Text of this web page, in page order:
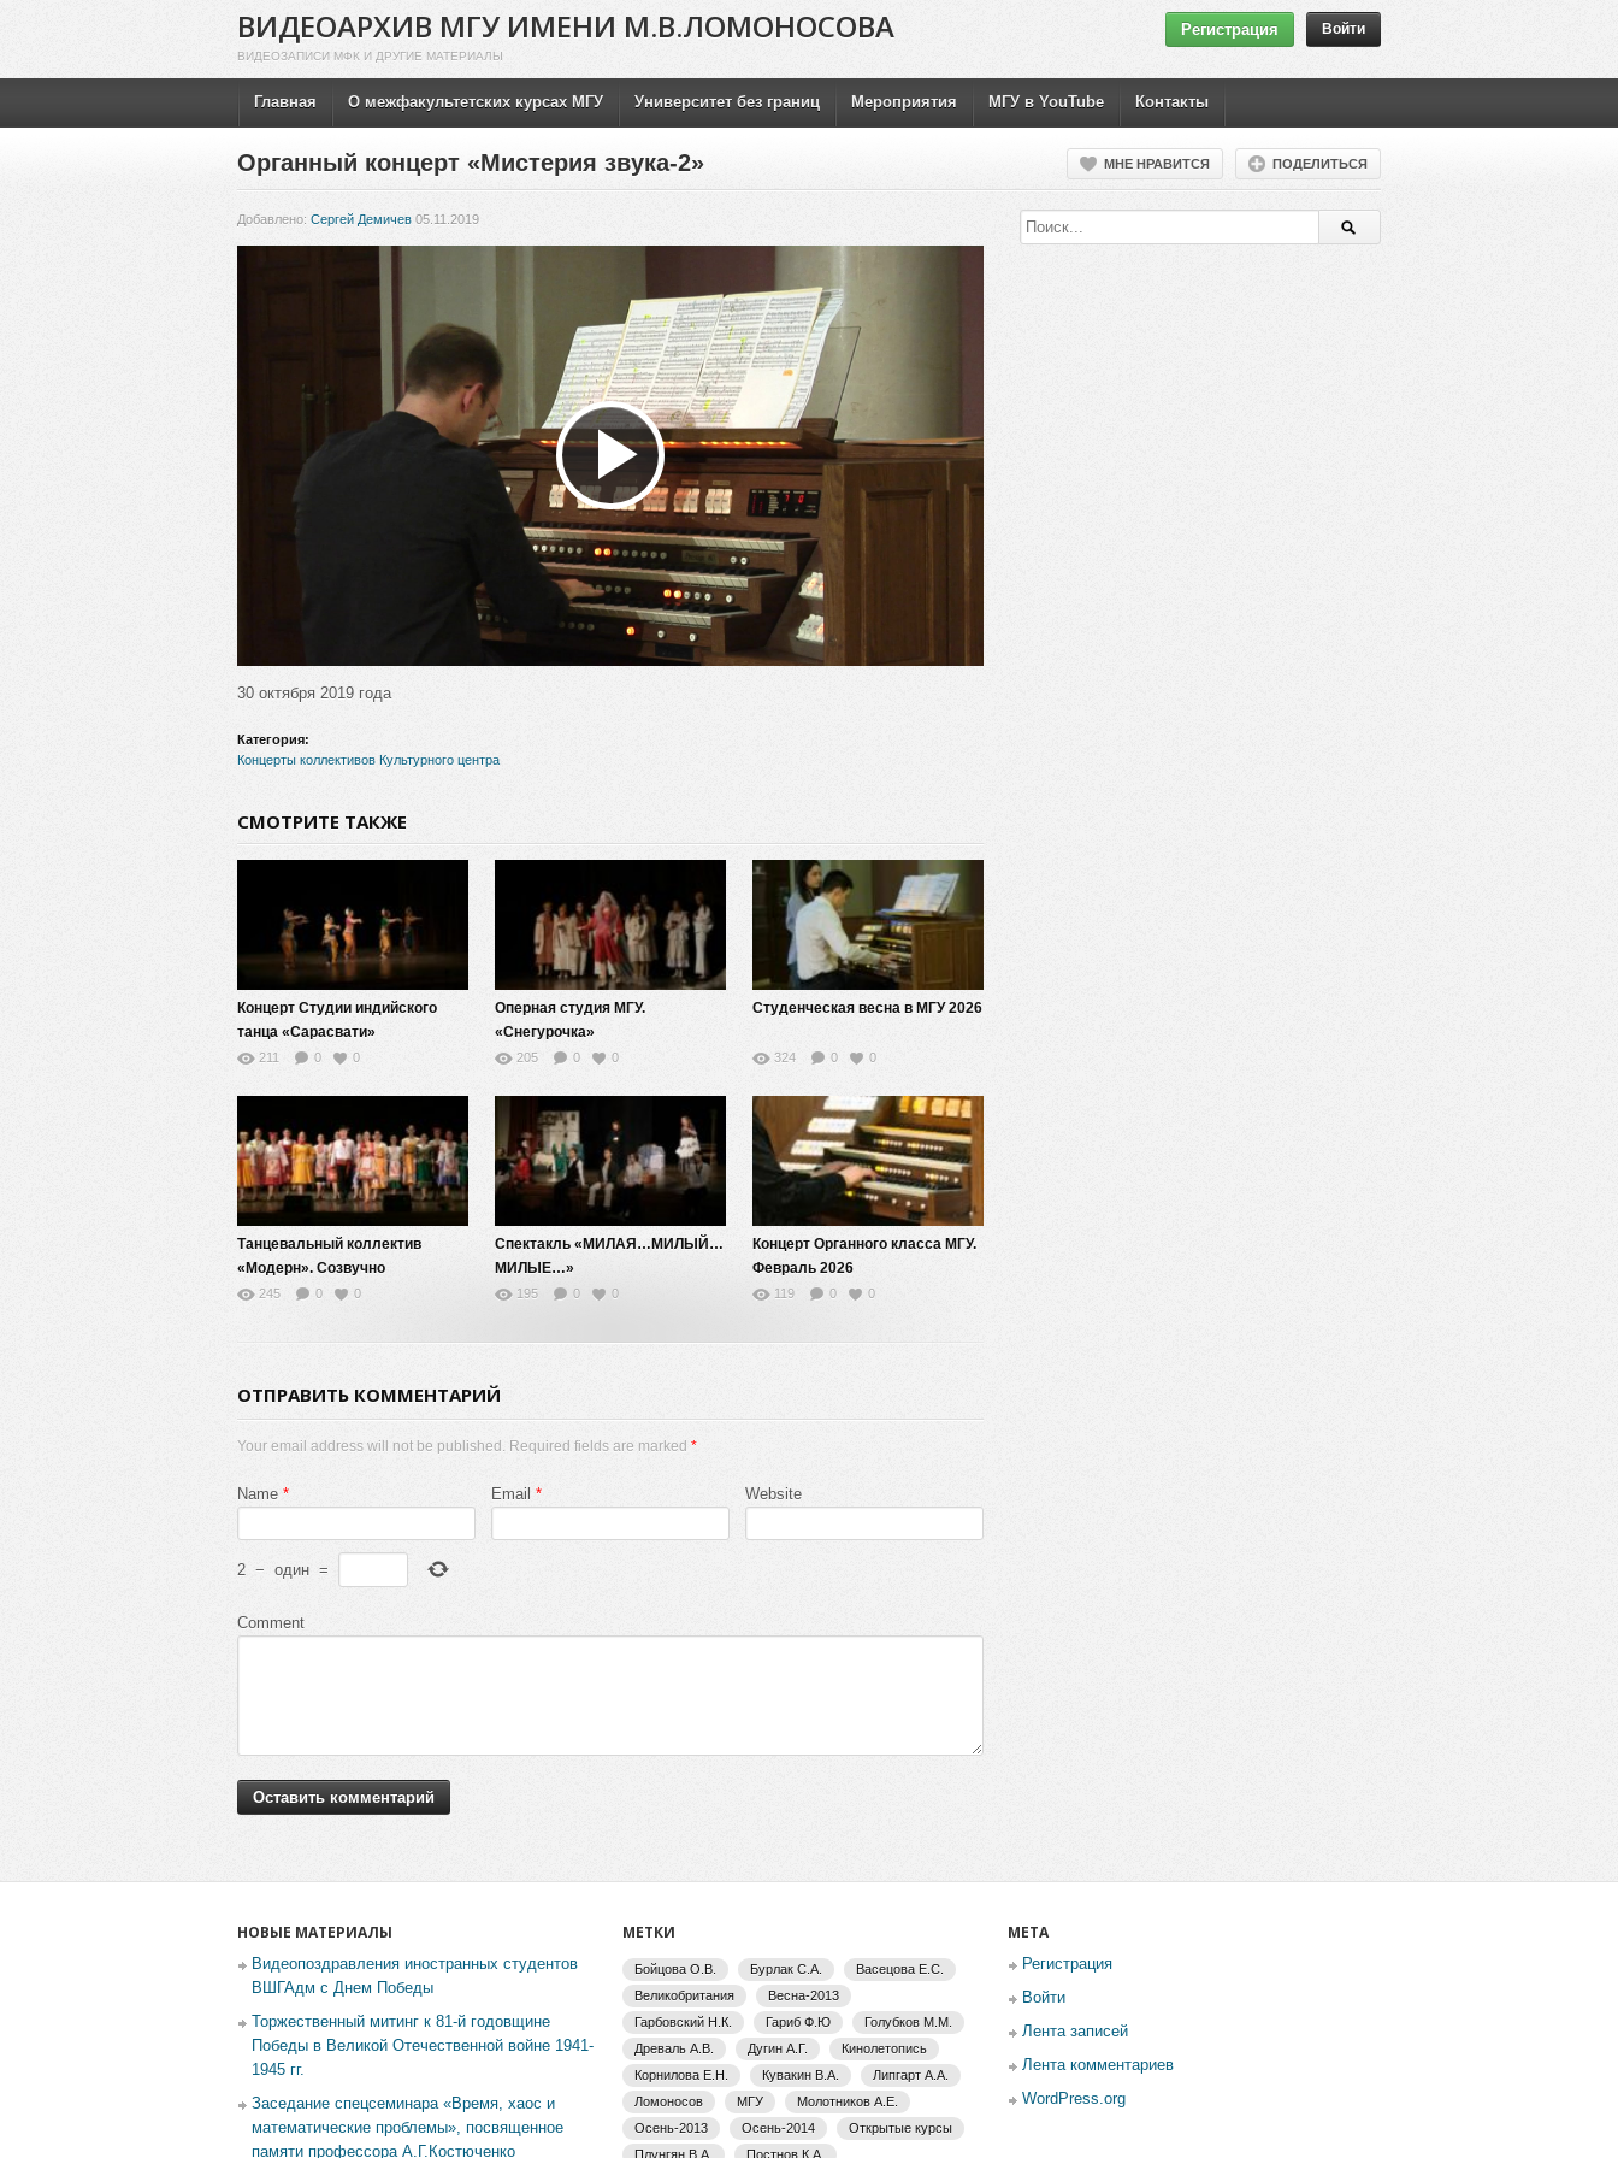
ВИДЕОАРХИВ МГУ ИМЕНИ М.В.ЛОМОНОСОВА
ВИДЕОЗАПИСИ МФК И ДРУГИЕ МАТЕРИАЛЫ
Регистрация Войти
Главная О межфакультетских курсах МГУ Университет без границ Мероприятия МГУ в YouTube Контакты
Органный концерт «Мистерия звука-2» МНЕ НРАВИТСЯ ПОДЕЛИТЬСЯ
Добавлено: Сергей Демичев 05.11.2019
Воспроизвести
видео
30 октября 2019 года
Категория:
Концерты коллективов Культурного центра
СМОТРИТЕ ТАКЖЕ
Концерт Студии индийского
танца «Сарасвати»
211 0 0
Оперная студия МГУ.
«Снегурочка»
205 0 0
Студенческая весна в МГУ 2026
324 0 0
Танцевальный коллектив
«Модерн». Созвучно
245 0 0
Спектакль «МИЛАЯ…МИЛЫЙ…
МИЛЫЕ…»
195 0 0
Концерт Органного класса МГУ.
Февраль 2026
119 0 0
ОТПРАВИТЬ КОММЕНТАРИЙ
Your email address will not be published. Required fields are marked *
Name * Email * Website
2 − один =
Comment
НОВЫЕ МАТЕРИАЛЫ
Видеопоздравления иностранных студентов
ВШГАдм с Днем Победы
Торжественный митинг к 81-й годовщине
Победы в Великой Отечественной войне 1941-
1945 гг.
Заседание спецсеминара «Время, хаос и
математические проблемы», посвященное
памяти профессора А.Г.Костюченко
МЕТКИ
Бойцова О.В. Бурлак С.А.
Васецова Е.С.
Великобритания
Весна-2013
Гарбовский Н.К.
Гариб Ф.Ю
Голубков М.М.
Древаль А.В.
Дугин А.Г.
Кинолетопись
Корнилова Е.Н.
Кувакин В.А.
Липгарт А.А.
Ломоносов
МГУ
Молотников А.Е.
Осень-2013
Осень-2014
Открытые курсы
Плунгян В.А.
Постнов К.А.
МЕТА
Регистрация
Войти
Лента записей
Лента комментариев
WordPress.org